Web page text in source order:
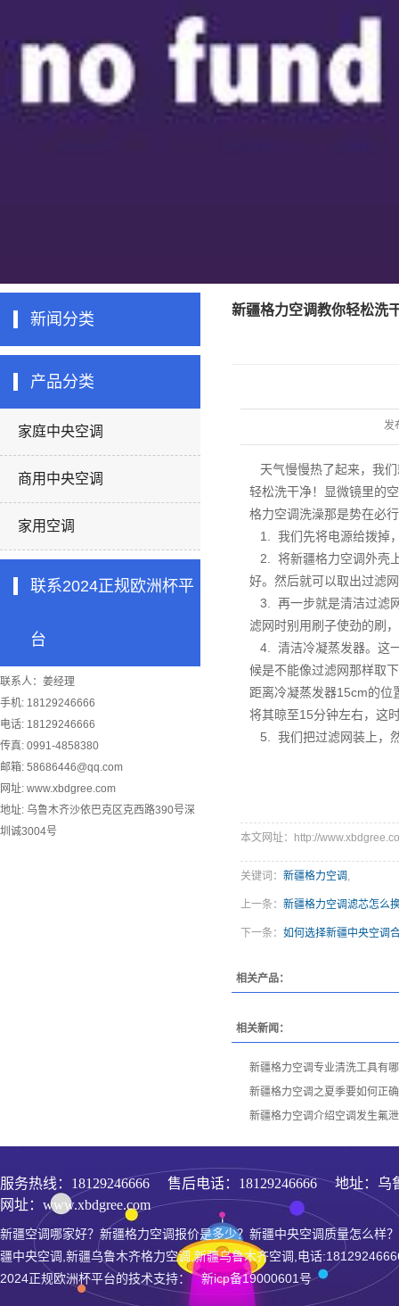
新闻分类
产品分类
家庭中央空调
商用中央空调
家用空调
联系2024正规欧洲杯平
台
联系人：姜经理
手机: 18129246666
电话: 18129246666
传真: 0991-4858380
邮箱: 58686446@qq.com
网址: www.xbdgree.com
地址: 乌鲁木齐沙依巴克区克西路390号深
圳诚3004号
新疆格力空调教你轻松洗
发
天气慢慢热了起来，我
轻松洗干净！显微镜里的
格力空调洗澡那是势在必
1. 我们先将电源给拨掉
2. 将新疆格力空调外壳
好。然后就可以取出过滤
3. 再一步就是清洁过滤
滤网时别用刷子使劲的刷
4. 清洁冷凝蒸发器。这
候是不能像过滤网那样取
距离冷凝蒸发器15cm的位
将其晾至15分钟左右，这
5. 我们把过滤网装上，
本文网址：http://
关键词： 新疆格力空调 ,
上一条： 新疆格力空调滤芯怎么
下一条： 如何选择新疆中央空调
相关产品：
相关新闻：
新疆格力空调专业清洗工具有
新疆格力空调之夏季要如何正
新疆格力空调介绍空调发生氟
服务热线： 18129246666 售后电话：18129246666 地址：乌
网址：www.xbdgree.com
新疆空调哪家好？新疆格力空调报价是多少？新疆中央空调质量怎么样
疆中央空调,新疆乌鲁木齐格力空调,新疆乌鲁木齐空调,电话
2024正规欧洲杯平台的技术支持： 新icp备19000601号